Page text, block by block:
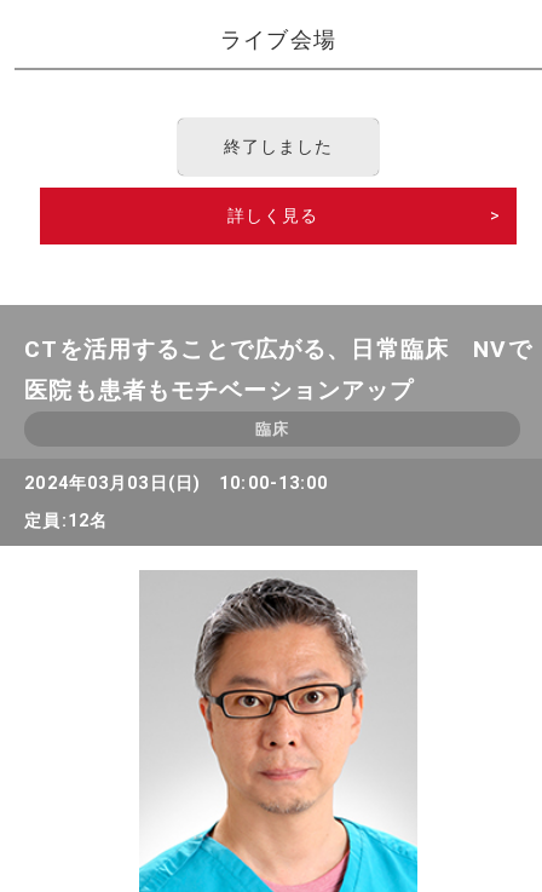
ライブ会場
終了しました
詳しく見る >
CTを活用することで広がる、日常臨床 NVで
医院も患者もモチベーションアップ
臨床
2024年03月03日(日) 10:00-13:00
定員:12名